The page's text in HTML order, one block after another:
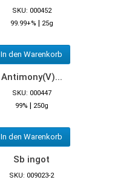
SKU: 000452
99.99+% | 25g
In den Warenkorb
Antimony(V)...
SKU: 000447
99% | 250g
In den Warenkorb
Sb ingot
SKU: 009023-2